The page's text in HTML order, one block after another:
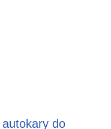
autokary do